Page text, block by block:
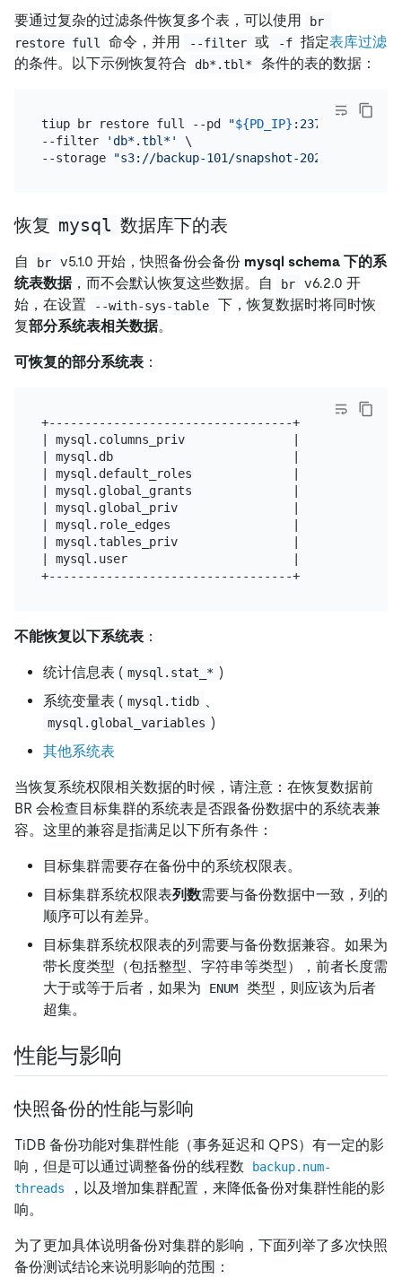
要通过复杂的过滤条件恢复多个表，可以使用
br
restore full
命令，并用 --filter 或 -f 指定表库过滤
的条件。以下示例恢复符合
db*.tbl* 条件的表的数据：
tiup br restore full --pd "${PD_IP} :2379"
--filter
'db*.tbl*'
\
--storage
"s3://backup-101/snapshot-
恢复 mysql 数据库下的表
自 br v5.1.0 开始，快照备份会备份 mysql schema 下的系
统表数据，而不会默认恢复这些数据。自 br
v6.2.0 开
始，在设置
--with-sys-table
下，恢复数据时将同时恢
复部分系统表相关数据。
可恢复的部分系统表 ：
+----------------------------------+
| mysql.columns_priv               |
| mysql.db                         |
| mysql.default_roles              |
| mysql.global_grants              |
| mysql.global_priv                |
| mysql.role_edges                 |
| mysql.tables_priv                |
| mysql.user                       |
+----------------------------------+
不能恢复以下系统表 ：
统计信息表 ( mysql.stat_* )
系统变量表 ( mysql.tidb
mysql.global_variables )
其他系统表
当恢复系统权限相关数据的时候，请注意：在恢复数据前
BR 会检查目标集群的系统表是否跟备份数据中的系统表兼
容。这里的兼容是指满足以下所有条件：
目标集群需要存在备份中的系统权限表。
目标集群系统权限表列数需要与备份数据中一致，列的
顺序可以有差异。
目标集群系统权限表的列需要与备份数据兼容。如果为
带长度类型（包括整型、字符串等类型），前者长度需
大于或等于后者，如果为
ENUM
类型，则应该为后者
超集。
性能与影响
快照备份的性能与影响
TiDB 备份功能对集群性能（事务延迟和 QPS）有一定的影
响，但是可以通过调整备份的线程数
backup.num-
threads
，以及增加集群配置，来降低备份对集群性能的影
响。
为了更加具体说明备份对集群的影响，下面列举了多次快照
备份测试结论来说明影响的范围：